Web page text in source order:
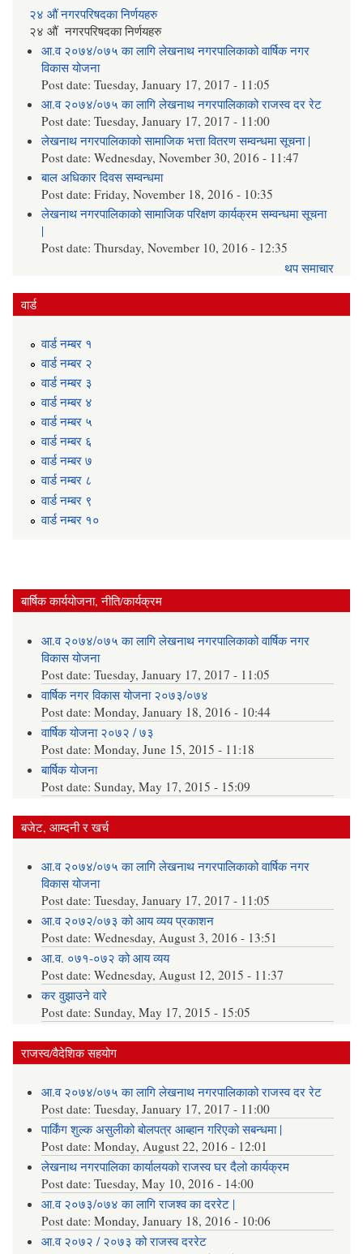
२४ औं नगरपरिषदका निर्णयहरु
२४ औं नगरपरिषदका निर्णयहरु
आ.व २०७४/०७५ का लागि लेखनाथ नगरपालिकाको वार्षिक नगर
विकास योजना
Post date:Tuesday, January 17, 2017 - 11:05
आ.व २०७४/०७५ का लागि लेखनाथ नगरपालिकाको राजस्व दर रेट
Post date:Tuesday, January 17, 2017 - 11:00
लेखनाथ नगरपालिकाको सामाजिक भत्ता वितरण सम्वन्धमा सूचना |
Post date:Wednesday, November 30, 2016 - 11:47
बाल अधिकार दिवस सम्वन्धमा
Post date:Friday, November 18, 2016 - 10:35
लेखनाथ नगरपालिकाको सामाजिक परिक्षण कार्यक्रम सम्वन्धमा सूचना
|
Post date:Thursday, November 10, 2016 - 12:35
थप समाचार
वार्ड
वार्ड न‌म्बर १
वार्ड न‌म्बर २
वार्ड न‌म्बर ३
वार्ड न‌म्बर ४
वार्ड न‌म्बर ५
वार्ड न‌म्बर ६
वार्ड न‌म्बर ७
वार्ड न‌म्बर ८
वार्ड न‌म्बर ९
वार्ड न‌म्बर १०
बार्षिक कार्ययोजना, नीति/कार्यक्रम
आ.व २०७४/०७५ का लागि लेखनाथ नगरपालिकाको वार्षिक नगर
विकास योजना
Post date:Tuesday, January 17, 2017 - 11:05
वार्षिक नगर विकास योजना २०७३/०७४
Post date:Monday, January 18, 2016 - 10:44
वार्षिक योजना २०७२ / ७३
Post date:Monday, June 15, 2015 - 11:18
बार्षिक योजना
Post date:Sunday, May 17, 2015 - 15:09
बजेट, आम्दनी र खर्च
आ.व २०७४/०७५ का लागि लेखनाथ नगरपालिकाको वार्षिक नगर
विकास योजना
Post date:Tuesday, January 17, 2017 - 11:05
आ.व २०७२/०७३ को आय व्यय प्रकाशन
Post date:Wednesday, August 3, 2016 - 13:51
आ.व. ०७१-०७२ को आय व्यय
Post date:Wednesday, August 12, 2015 - 11:37
कर वुझाउने वारे
Post date:Sunday, May 17, 2015 - 15:05
राजस्व/वैदेशिक सहयोग
आ.व २०७४/०७५ का लागि लेखनाथ नगरपालिकाको राजस्व दर रेट
Post date:Tuesday, January 17, 2017 - 11:00
पार्किंग शुल्क असुलीको बोलपत्र आब्हान गरिएको सबन्धमा |
Post date:Monday, August 22, 2016 - 12:01
लेखनाथ नगरपालिका कार्यालयको राजस्व घर दैलो कार्यक्रम
Post date:Tuesday, May 10, 2016 - 14:00
आ.व २०७३/०७४ का लागि राजश्व का दररेट |
Post date:Monday, January 18, 2016 - 10:06
आ.व २०७२ / २०७३ को राजस्व दररेट